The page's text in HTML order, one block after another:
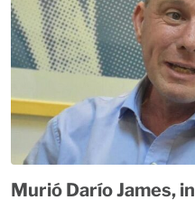
Murió Darío James,